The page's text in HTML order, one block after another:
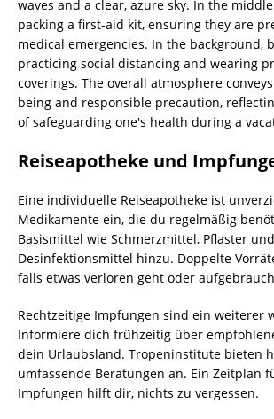
Reiseapotheke und
Eine individuelle Reiseapotheke ist
Medikamente ein, die du regelmäßig
Basismittel wie Schmerzmittel, Pflaster und
Desinfektionsmittel hinzu. Doppelte
falls etwas verloren geht oder
Rechtzeitige Impfungen sind ein weiterer
Informiere dich frühzeitig über
dein Urlaubsland. Tropeninstitute bieten
umfassende Beratungen an. Ein Zeitplan
Impfungen hilft dir, nichts zu vergessen.